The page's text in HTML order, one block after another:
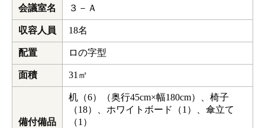
会議室名 ３－Ａ
収容人員 18名
配置 ロの字型
面積 31㎡
備付備品
机（6）（奥行45cm×幅180cm）、椅子
（18）、ホワイトボード（1）、傘立て
（1）